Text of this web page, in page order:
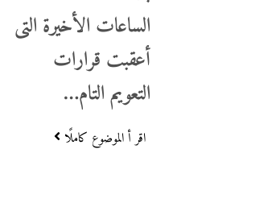
الساعات الأخيرة التى
أعقبت قرارات
التعويم التام…
اقر أ الموضوع كاملًا